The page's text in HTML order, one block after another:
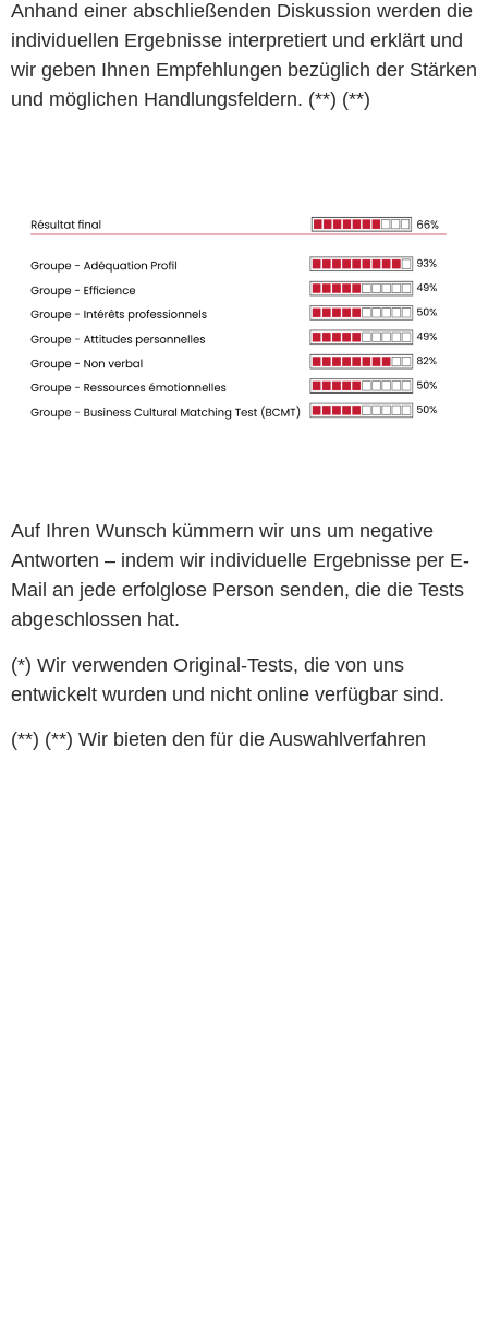
Anhand einer abschließenden Diskussion werden die
individuellen Ergebnisse interpretiert und erklärt und
wir geben Ihnen Empfehlungen bezüglich der Stärken
und möglichen Handlungsfeldern. (**) (**)
Auf Ihren Wunsch kümmern wir uns um negative
Antworten – indem wir individuelle Ergebnisse per E-
Mail an jede erfolglose Person senden, die die Tests
abgeschlossen hat.
(*) Wir verwenden Original-Tests, die von uns
entwickelt wurden und nicht online verfügbar sind.
(**) (**) Wir bieten den für die Auswahlverfahren